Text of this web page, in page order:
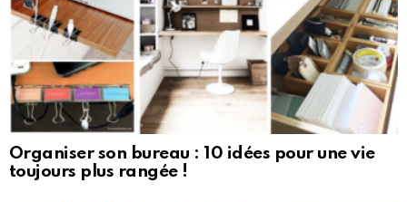
Organiser son bureau : 10 idées pour une vie
toujours plus rangée !